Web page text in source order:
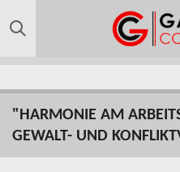
Zum
Hauptinhalt
"HARMONIE AM
GEWALT- UND